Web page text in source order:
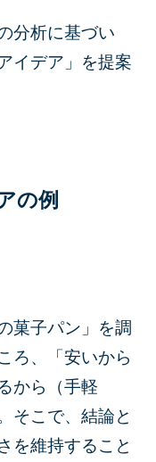
分析に基づい
イデア」を提案
の例
菓子パン」を調
ろ、「安いから
から（手軽
そこで、結論と
を維持すること